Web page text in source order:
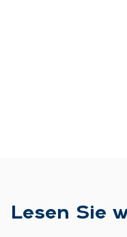
Le­sen Sie